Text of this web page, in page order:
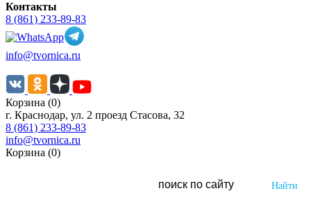
Контакты
8 (861) 233-89-83
info@tvornica.ru
Корзина (0)
г. Краснодар, ул. 2 проезд Стасова, 32
8 (861) 233-89-83
info@tvornica.ru
Корзина (0)